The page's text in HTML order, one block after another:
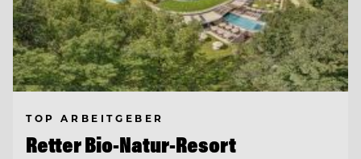
TOP ARBEITGEBER
Retter Bio-Natur-Resort